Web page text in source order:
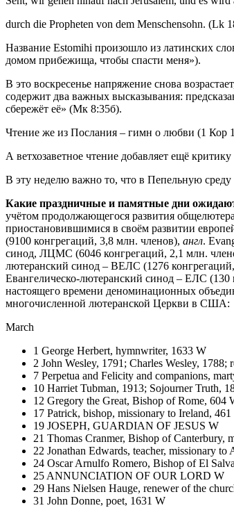
durch die Propheten von dem Menschensohn. (Lk
Название Estomihi произошло из латинских
домом прибежища, чтобы спасти меня»).
В это воскресенье напряжение снова
содержит два важных высказывания:
сбережёт её» (Мк 8:35б).
Чтение же из Послания – гимн о любви (1 Кор
А ветхозаветное чтение добавляет ещё
В эту неделю важно то, что в Пепельную
Какие праздничные и памятные дни
учётом продолжающегося развития
приостановившимися в своём развитии
(9100 конгрегаций, 3,8 млн. членов), англ.
синод, ЛЦМС (6046 конгрегаций, 2,1 млн.
лютеранский синод – ВЕЛС (1276
Евангелическо-лютеранский синод – ЕЛС (130
настоящего времени деноминационных
многочисленной лютеранской Церкви в США:
March
1 George Herbert, hymnwriter, 1633 W
2 John Wesley, 1791; Charles Wesley, 1788;
7 Perpetua and Felicity and companions,
10 Harriet Tubman, 1913; Sojourner Truth,
12 Gregory the Great, Bishop of Rome, 604
17 Patrick, bishop, missionary to Ireland,
19 JOSEPH, GUARDIAN OF JESUS W
21 Thomas Cranmer, Bishop of Canterbury,
22 Jonathan Edwards, teacher, missionary
24 Oscar Arnulfo Romero, Bishop of El
25 ANNUNCIATION OF OUR LORD W
29 Hans Nielsen Hauge, renewer of the
31 John Donne, poet, 1631 W